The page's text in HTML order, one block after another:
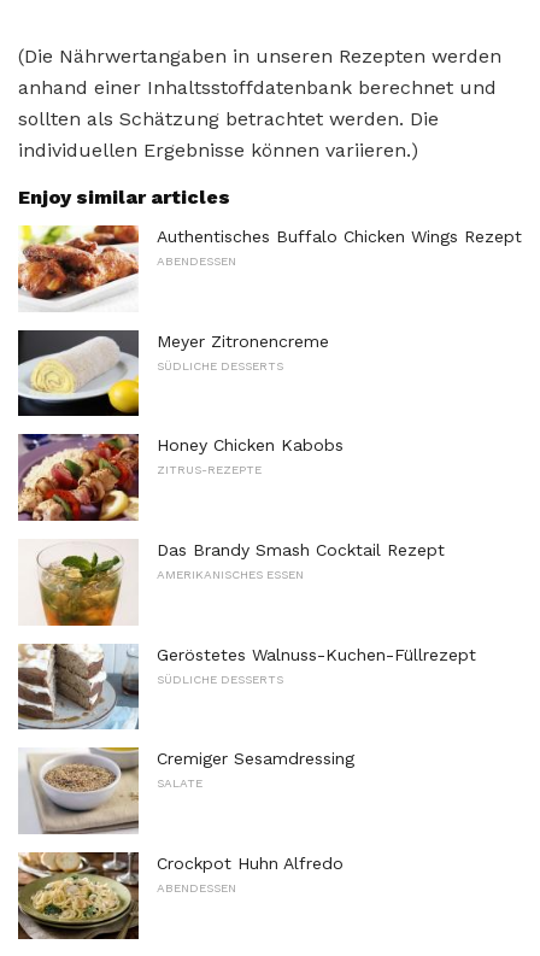
(Die Nährwertangaben in unseren Rezepten werden
anhand einer Inhaltsstoffdatenbank berechnet und
sollten als Schätzung betrachtet werden. Die
individuellen Ergebnisse können variieren.)
Enjoy similar articles
Authentisches Buffalo Chicken Wings Rezept
ABENDESSEN
Meyer Zitronencreme
SÜDLICHE DESSERTS
Honey Chicken Kabobs
ZITRUS-REZEPTE
Das Brandy Smash Cocktail Rezept
AMERIKANISCHES ESSEN
Geröstetes Walnuss-Kuchen-Füllrezept
SÜDLICHE DESSERTS
Cremiger Sesamdressing
SALATE
Crockpot Huhn Alfredo
ABENDESSEN